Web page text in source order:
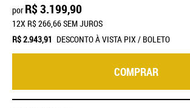
por R$ 3.199,90
R$ 2.943,91 DESCONTO À VISTA PIX / BOLETO
12X R$ 266,66SEM JUROS
COMPRAR